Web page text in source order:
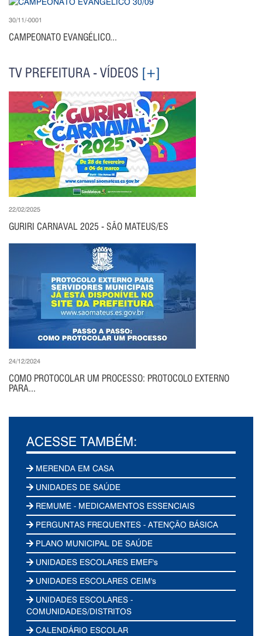
30/11/-0001
CAMPEONATO EVANGÉLICO...
TV PREFEITURA - VÍDEOS [+]
22/02/2025
GURIRI CARNAVAL 2025 - SÃO MATEUS/ES
24/12/2024
COMO PROTOCOLAR UM PROCESSO: PROTOCOLO EXTERNO
PARA...
ACESSE TAMBÉM:
MERENDA EM CASA
UNIDADES DE SAÚDE
REMUME - MEDICAMENTOS ESSENCIAIS
PERGUNTAS FREQUENTES - ATENÇÃO BÁSICA
PLANO MUNICIPAL DE SAÚDE
UNIDADES ESCOLARES EMEF's
UNIDADES ESCOLARES CEIM's
UNIDADES ESCOLARES -
COMUNIDADES/DISTRITOS
CALENDÁRIO ESCOLAR